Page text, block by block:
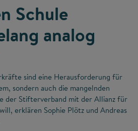
Schule
analog
sind eine Herausforderung für
sondern auch die mangelnden
der Stifterverband mit der Allianz für
erklären Sophie Plötz und Andreas